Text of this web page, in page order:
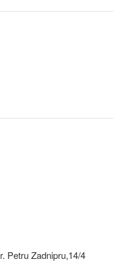
Petru Zadnipru,14/4